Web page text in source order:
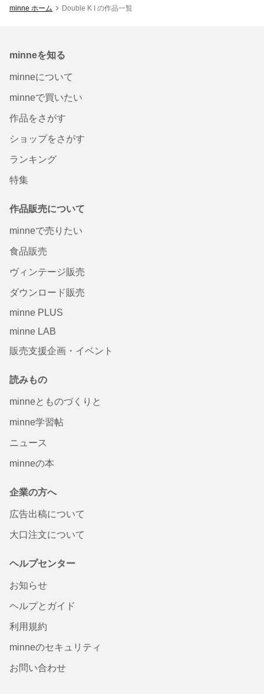
minne ホーム Double K I の作品一覧
minneを知る
minneについて
minneで買いたい
作品をさがす
ショップをさがす
ランキング
特集
作品販売について
minneで売りたい
食品販売
ヴィンテージ販売
ダウンロード販売
minne PLUS
minne LAB
販売支援企画・イベント
読みもの
minneとものづくりと
minne学習帖
ニュース
minneの本
企業の方へ
広告出稿について
大口注文について
ヘルプセンター
お知らせ
ヘルプとガイド
利用規約
minneのセキュリティ
お問い合わせ